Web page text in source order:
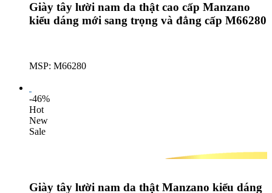
Giày tây lười nam da thật cao cấp Manzano
kiểu dáng mới sang trọng và đẳng cấp M66280
MSP: M66280
-46%
Hot
New
Sale
Giày tây lười nam da thật Manzano kiểu dáng